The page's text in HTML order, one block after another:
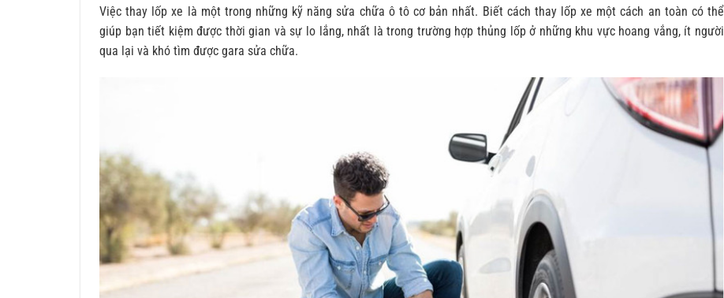
Việc thay lốp xe là một trong những kỹ năng sửa chữa ô tô cơ bản nhất. Biết cách thay lốp xe một cách an toàn có thể
giúp bạn tiết kiệm được thời gian và sự lo lắng, nhất là trong trường hợp thủng lốp ở những khu vực hoang vắng, ít người
qua lại và khó tìm được gara sửa chữa.